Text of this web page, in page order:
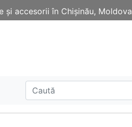
și accesorii în Chișinău, Moldova